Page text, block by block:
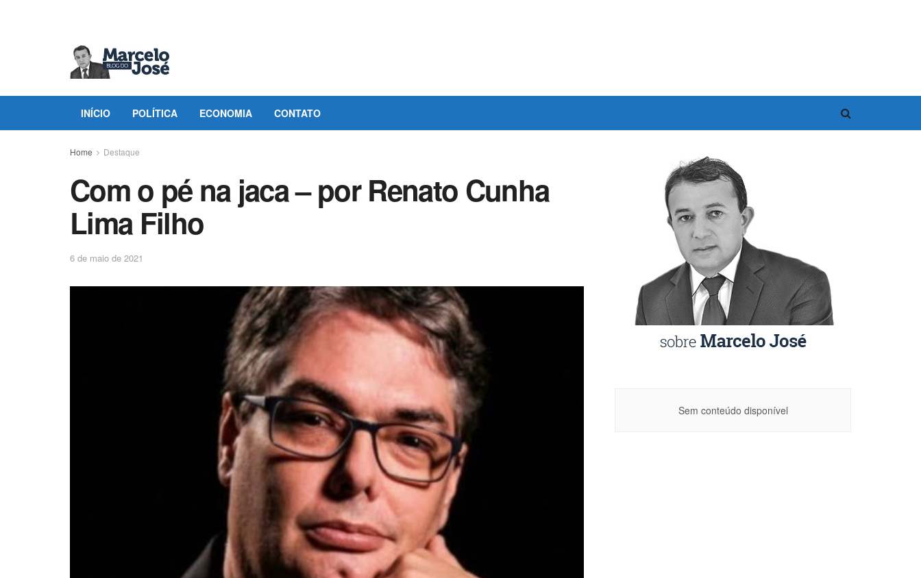
INÍCIO POLÍTICA ECONOMIA CONTATO
Home Destaque
Com o pé na jaca – por Renato Cunha
Lima Filho
6 de maio de 2021
Sem conteúdo disponível